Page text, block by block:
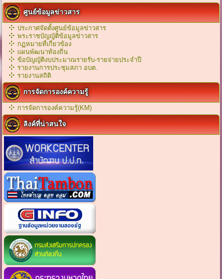
ศูนย์ข้อมูลข่าวสาร
ประกาศจัดตั้งศูนย์ข้อมูลข่าวสาร
พระราชบัญญัติข้อมูลข่าวสาร
กฏหมายที่เกี่ยวข้อง
เเผนพัฒนาท้องถิ่น
ข้อบัญญัติงบประมาณรายรับ-รายจ่ายประจำปี
รายงานการประชุมสภา อบต.
รายงานสถิติ
การจัดการองค์ความรู้
การจัดการองค์ความรู้(KM)
ลิงค์ที่น่าสนใจ